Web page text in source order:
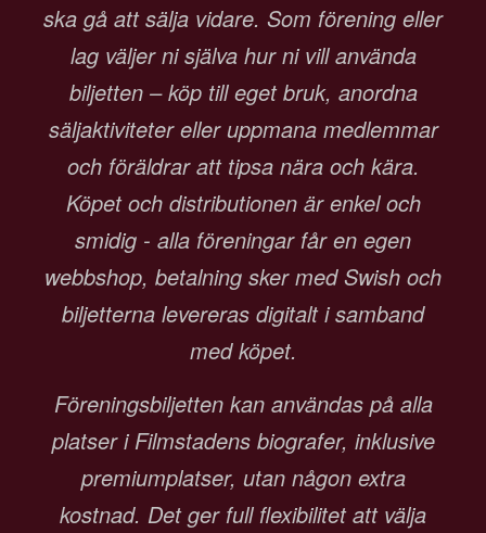
ska gå att sälja vidare. Som förening eller
lag väljer ni själva hur ni vill använda
biljetten – köp till eget bruk, anordna
säljaktiviteter eller uppmana medlemmar
och föräldrar att tipsa nära och kära.
Köpet och distributionen är enkel och
smidig - alla föreningar får en egen
webbshop, betalning sker med Swish och
biljetterna levereras digitalt i samband
med köpet.
Föreningsbiljetten kan användas på alla
platser i Filmstadens biografer, inklusive
premiumplatser, utan någon extra
kostnad. Det ger full flexibilitet att välja